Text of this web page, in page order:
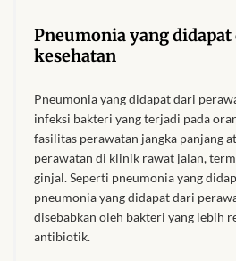
Pneumonia yang
kesehatan
Pneumonia yang didapat dari
infeksi bakteri yang terjadi pada
fasilitas perawatan jangka panjang
perawatan di klinik rawat jalan,
ginjal. Seperti pneumonia yang
pneumonia yang didapat dari
disebabkan oleh bakteri yang lebih
antibiotik.